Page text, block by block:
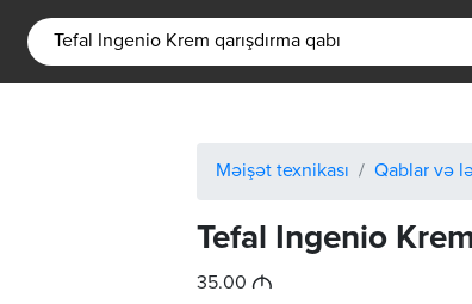
Məişət texnikası Qablar və
Tefal Ingenio
35.00 M